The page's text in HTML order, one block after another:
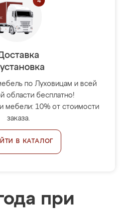
по Луховицам и всей
области бесплатно!
мебели: 10% от стоимости
заказа.
В КАТАЛОГ
при